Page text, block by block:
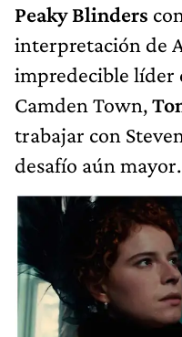
Peaky Blinders
interpretación de
impredecible líder
Camden Town,
trabajar con
desafío aún mayor.